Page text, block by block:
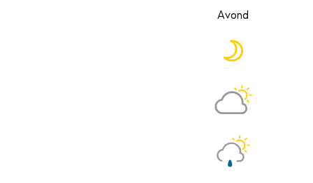
Avond